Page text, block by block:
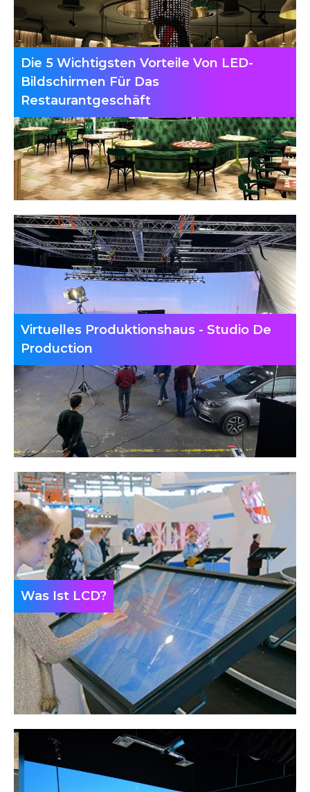
Die 5 Wichtigsten Vorteile Von LED-
Bildschirmen Für Das
Restaurantgeschäft
Virtuelles Produktionshaus - Studio De
Production
Was Ist LCD?